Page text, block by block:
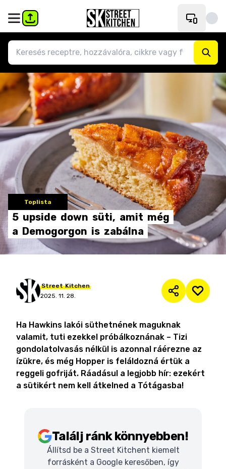
Toplista
5 upside down süti, amit még
a Demogorgon is zabálna
Street Kitchen
2025. 11. 28.
Ha Hawkins lakói süthetnének maguknak
valamit, tuti ezekkel próbálkoznának – Tizi
gondolatolvasás nélkül is azonnal ráérezne az
ízükre, és még Hopper is feláldozná értük a
reggeli gofriját. Ráadásul a legjobb hír: ezekért
a sütikért nem kell átkelned a Tótágasba!
Találj ránk könnyebben!
Állítsd be a Street Kitchent kiemelt
forrásként a Google keresőben, így